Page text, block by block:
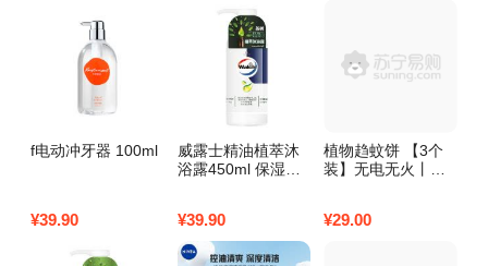
f电动冲牙器 100ml
¥39.90
威露士精油植萃沐
浴露450ml 保湿清
¥39.90
植物趋蚊饼 【3个
装】无电无火丨无
¥29.00